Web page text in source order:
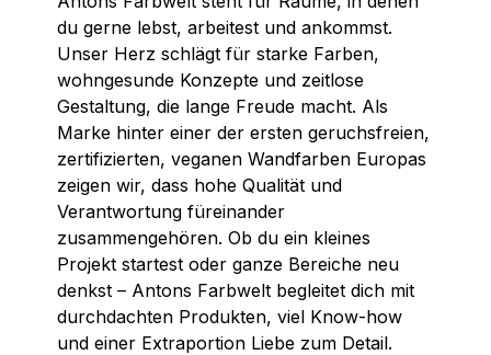
du gerne lebst, arbeitest und ankommst.
Unser Herz schlägt für starke Farben,
wohngesunde Konzepte und zeitlose
Gestaltung, die lange Freude macht. Als
Marke hinter einer der ersten geruchsfreien,
zertifizierten, veganen Wandfarben Europas
zeigen wir, dass hohe Qualität und
Verantwortung füreinander
zusammengehören. Ob du ein kleines
Projekt startest oder ganze Bereiche neu
denkst – Antons Farbwelt begleitet dich mit
durchdachten Produkten, viel Know-how
und einer Extraportion Liebe zum Detail.